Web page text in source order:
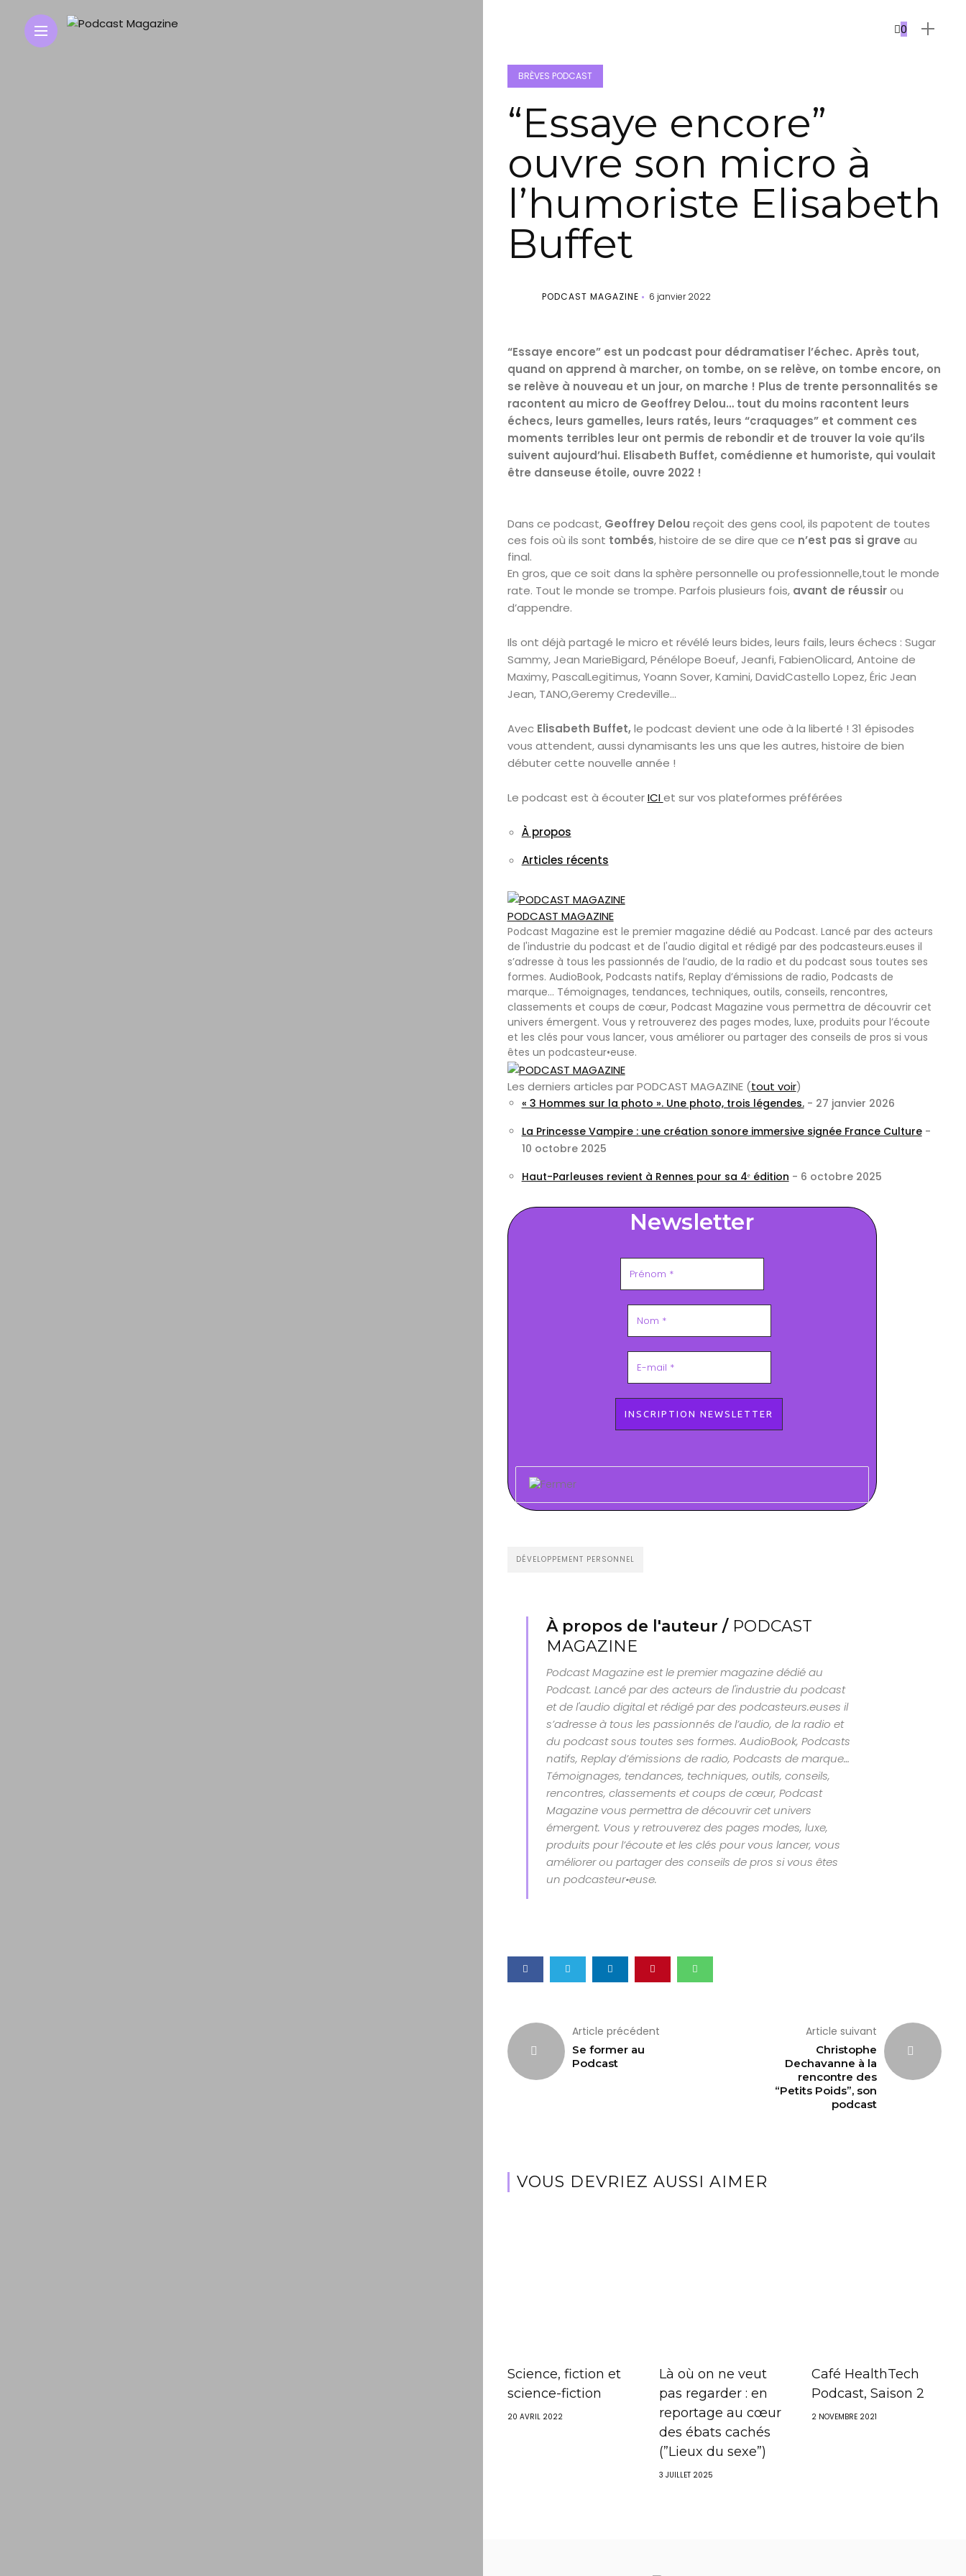
0
BRÈVES PODCAST
“Essaye encore”
ouvre son micro à
l’humoriste Elisabeth
Buffet
PODCAST MAGAZINE 6 janvier 2022
“Essaye encore” est un podcast pour dédramatiser l’échec. Après tout,
quand on apprend à marcher, on tombe, on se relève, on tombe encore, on
se relève à nouveau et un jour, on marche ! Plus de trente personnalités se
racontent au micro de Geoffrey Delou… tout du moins racontent leurs
échecs, leurs gamelles, leurs ratés, leurs “craquages” et comment ces
moments terribles leur ont permis de rebondir et de trouver la voie qu’ils
suivent aujourd’hui. Elisabeth Buffet, comédienne et humoriste, qui voulait
être danseuse étoile, ouvre 2022 !
Dans ce podcast, Geoffrey Delou reçoit des gens cool, ils papotent de toutes
ces fois où ils sont tombés,histoire de se dire que ce n’est pas si grave au
final.
En gros, que ce soit dans la sphère personnelle ou professionnelle,tout le monde
rate. Tout le monde se trompe. Parfois plusieurs fois, avant de réussirou
d’appendre.
Ils ont déjà partagé le micro et révélé leurs bides, leurs fails, leurs échecs : Sugar
Sammy, Jean MarieBigard, Pénélope Boeuf, Jeanfi, FabienOlicard, Antoine de
Maximy, PascalLegitimus, Yoann Sover, Kamini, DavidCastello Lopez, Éric Jean
Jean, TANO,Geremy Credeville…
Avec Elisabeth Buffet, le podcast devient une ode à la liberté ! 31 épisodes
vous attendent, aussi dynamisants les uns que les autres,histoire de bien
débutercette nouvelle année !
Le podcast est à écouterICIet sur vos plateformes préférées
À propos
Articles récents
PODCAST MAGAZINE
Podcast Magazine est le premier magazine dédié au Podcast. Lancé par des acteurs
de l'industrie du podcast et de l'audio digital et rédigé par des podcasteurs.euses il
s’adresse à tous les passionnés de l’audio, de la radio et du podcast sous toutes ses
formes. AudioBook, Podcasts natifs, Replay d’émissions de radio, Podcasts de
marque… Témoignages, tendances, techniques, outils, conseils, rencontres,
classements et coups de cœur, Podcast Magazine vous permettra de découvrir cet
univers émergent. Vous y retrouverez des pages modes, luxe, produits pour l’écoute
et les clés pour vous lancer, vous améliorer ou partager des conseils de pros si vous
êtes un podcasteur•euse.
Les derniers articles par PODCAST MAGAZINE (tout voir)
« 3 Hommes sur la photo ». Une photo, trois légendes.- 27 janvier 2026
La Princesse Vampire : une création sonore immersive signée France Culture-
10 octobre 2025
Haut-Parleuses revient à Rennes pour sa 4ᵉ édition - 6 octobre 2025
Newsletter
DÉVELOPPEMENT PERSONNEL
À propos de l'auteur / PODCAST
MAGAZINE
Podcast Magazine est le premier magazine dédié au
Podcast. Lancé par des acteurs de l'industrie du podcast
et de l'audio digital et rédigé par des podcasteurs.euses il
s’adresse à tous les passionnés de l’audio, de la radio et
du podcast sous toutes ses formes. AudioBook, Podcasts
natifs, Replay d’émissions de radio, Podcasts de marque…
Témoignages, tendances, techniques, outils, conseils,
rencontres, classements et coups de cœur, Podcast
Magazine vous permettra de découvrir cet univers
émergent. Vous y retrouverez des pages modes, luxe,
produits pour l’écoute et les clés pour vous lancer, vous
améliorer ou partager des conseils de pros si vous êtes
un podcasteur•euse.
Article précédent
Se former au
Podcast
Article suivant
Christophe
Dechavanne à la
rencontre des
“Petits Poids”, son
podcast
VOUS DEVRIEZ AUSSI AIMER
Science, fiction et
science-fiction
20 AVRIL 2022
Là où on ne veut
pas regarder : en
reportage au cœur
des ébats cachés
(”Lieux du sexe”)
3 JUILLET 2025
Café HealthTech
Podcast, Saison 2
2 NOVEMBRE 2021